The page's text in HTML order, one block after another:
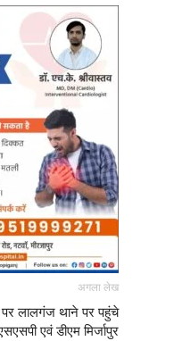
अगला लेख
पर लालगंज थाने पर पहुंचे
एवं डीएम मिर्जापुर